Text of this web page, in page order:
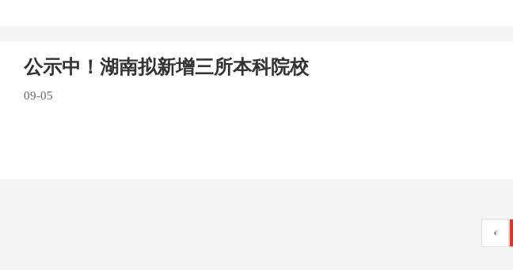
公示中！湖南拟新增三所本科院校
09-05
‹